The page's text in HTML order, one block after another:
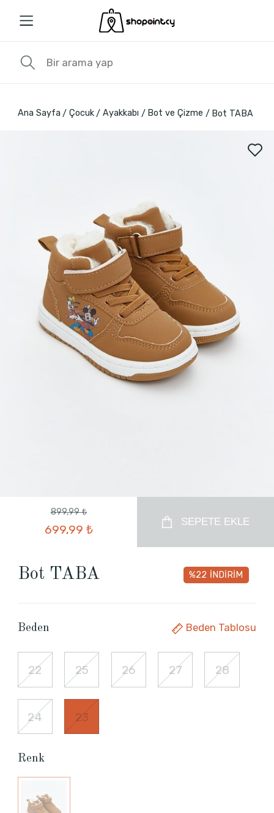
Ana Sayfa Çocuk Ayakkabı Bot ve Çizme Bot TABA
899,99 ₺
699,99 ₺
SEPETE EKLE
Bot TABA %22 İNDİRİM
Beden Beden Tablosu
22 25 26 27 28
24 23
Renk